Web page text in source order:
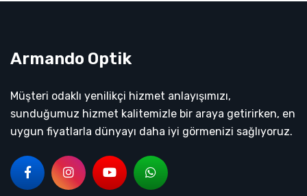
Armando Optik
Müşteri odaklı yenilikçi hizmet anlayışımızı,
sunduğumuz hizmet kalitemizle bir araya getirirken, en
uygun fiyatlarla dünyayı daha iyi görmenizi sağlıyoruz.